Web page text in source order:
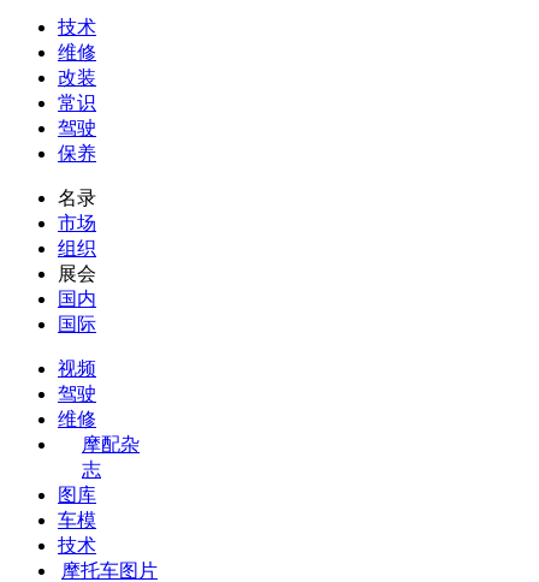
技术
维修
改装
常识
驾驶
保养
名录
市场
组织
展会
国内
国际
视频
驾驶
维修
摩配杂
志
图库
车模
技术
摩托车图片